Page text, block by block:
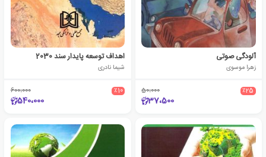
آلودگی صوتی
زهرا موسوی
٪25 50،000
37،500
اهداف توسعه پایدار سند 2030
شیما نادری
٪10 600،000
540،000